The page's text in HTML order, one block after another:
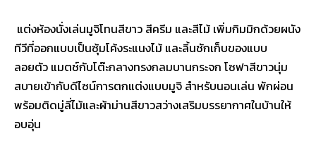
แต่งห้องนั่งเล่นมูจิโทนสีขาว สีครีม และสีไม้ เพิ่มกิมมิกด้วยผนัง
ทีวีที่ออกแบบเป็นซุ้มโค้งระแนงไม้ และลิ้นชักเก็บของแบบ
ลอยตัว แมตช์กับโต๊ะกลางทรงกลมบานกระจก โซฟาสีขาวนุ่ม
สบายเข้ากับดีไซน์การตกแต่งแบบมูจิ สำหรับนอนเล่น พักผ่อน
พร้อมติดมู่ลี่ไม้และผ้าม่านสีขาวสว่างเสริมบรรยากาศในบ้านให้
อบอุ่น